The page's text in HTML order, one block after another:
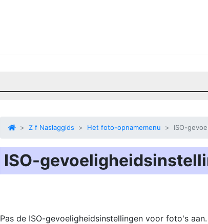
Z f Naslaggids Het foto-opnamemenu ISO-
ISO-
Pas de ISO-gevoeligheidsinstellingen voor foto's aan.